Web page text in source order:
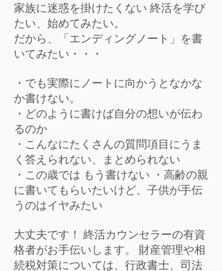
家族に迷惑を掛けたくない 終活を学び
たい、始めてみたい。
だから、「エンディングノート」を書
いてみたい・・・
・でも実際にノートに向かうとなかな
か書けない。
・どのように書けば自分の想いが伝わ
るのか
・こんなにたくさんの質問項目にうま
く答えられない、まとめられない
・この歳では もう書けない ・高齢の親
に書いてもらいたいけど、子供が手伝
うのはイヤみたい
大丈夫です！ 終活カウンセラーの有資
格者がお手伝いします。 財産管理や相
続税対策については、行政書士、司法